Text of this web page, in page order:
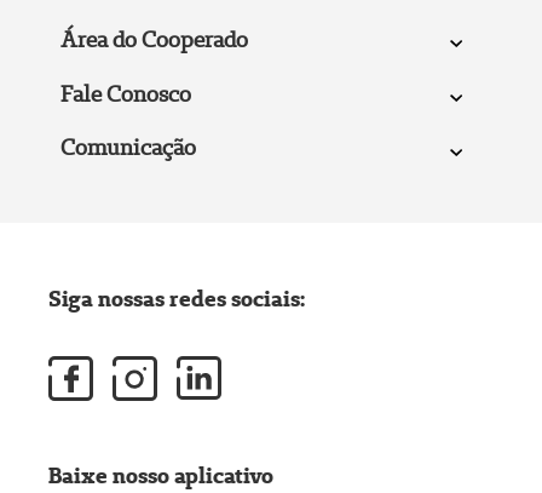
Área do Cooperado
Fale Conosco
Comunicação
Siga nossas redes sociais:
Baixe nosso aplicativo